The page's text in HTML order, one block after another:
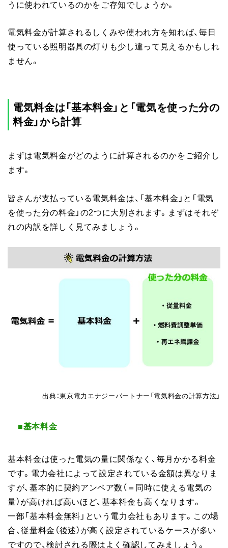
うに使われているのかをご存知でしょうか。
電気料金が計算されるしくみや使われ方を知れば、毎日
使っている照明器具の灯りも少し違って見えるかもしれ
ません。
電気料金は「基本料金」と「電気を使った分の
料金」から計算
まずは電気料金がどのように計算されるのかをご紹介し
ます。
皆さんが支払っている電気料金は、「基本料金」と「電気
を使った分の料金」の2つに大別されます。まずはそれぞ
れの内訳を詳しく見てみましょう。
出典：東京電力エナジーパートナー「電気料金の計算方法」
■基本料金
基本料金は使った電気の量に関係なく、毎月かかる料金
です。電力会社によって設定されている金額は異なりま
すが、基本的に契約アンペア数（＝同時に使える電気の
量）が高ければ高いほど、基本料金も高くなります。
一部「基本料金無料」という電力会社もあります。この場
合、従量料金（後述）が高く設定されているケースが多い
ですので、検討される際はよく確認してみましょう。